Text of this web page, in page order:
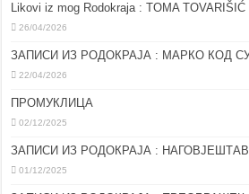
Likovi iz mog Rodokraja : TOMA TOVARIŠIĆ
26/04/2026
ЗАПИСИ ИЗ РОДОКРАЈА : МАРКО КОД
22/04/2026
ПРОМУКЛИЦА
02/12/2025
ЗАПИСИ ИЗ РОДОКРАЈА :
01/12/2025